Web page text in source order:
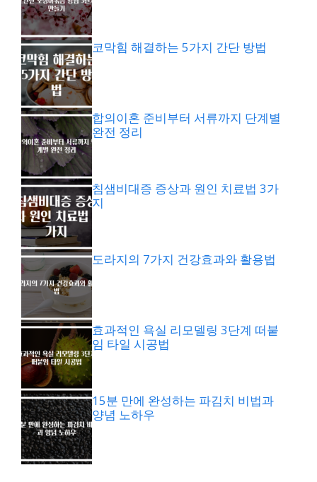
코막힘 해결하는 5가지 간단 방법
합의이혼 준비부터 서류까지 단계별
완전 정리
침샘비대증 증상과 원인 치료법 3가
지
도라지의 7가지 건강효과와 활용법
효과적인 욕실 리모델링 3단계 떠붙
임 타일 시공법
15분 만에 완성하는 파김치 비법과
양념 노하우